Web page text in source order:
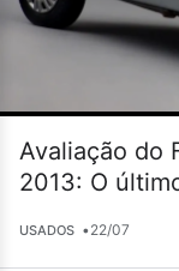
Avaliação do
2013: O
USADOS •22/07